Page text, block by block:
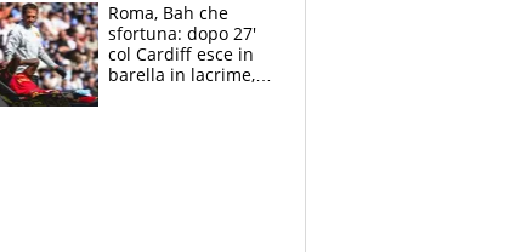
Roma, Bah che
sfortuna: dopo 27'
col Cardiff esce in
barella in lacrime,